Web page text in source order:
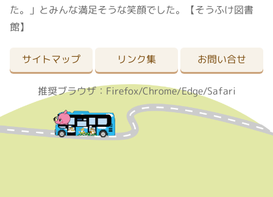
た。」とみんな満足そうな笑顔でした。【そうふけ図書
館】
サイトマップ リンク集 お問い合せ
推奨ブラウザ：Firefox/Chrome/Edge/Safari